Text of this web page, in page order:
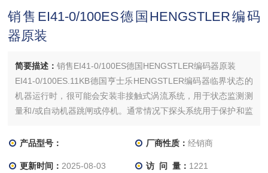
销售EI41-0/100ES德国HENGSTLER编码
器原装
简要描述：销售EI41-0/100ES德国HENGSTLER编码器原装
EI41-0/100ES.11KB德国亨士乐HENGSTLER编码器临界状态的
机器运行时，很可能会安装非接触式涡流系统，用于状态监测测
量和/或自动机器跳闸或停机。通常情况下探头系统用于保护和监
的首要任务。能够轻松互换探头、电缆和传感器，无需校准或特
产品型号： 厂商性质： 经销商
更新时间： 2025-08-03 访 问 量： 1221